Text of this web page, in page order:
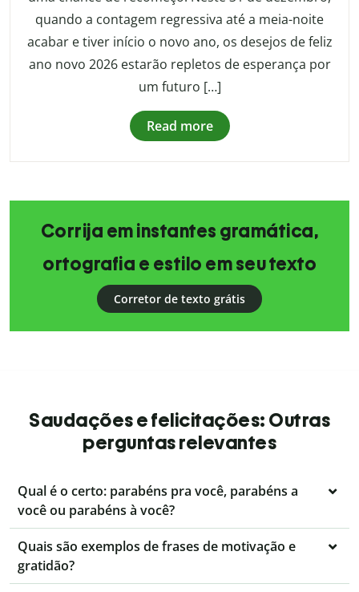
quando a contagem regressiva até a meia-noite
acabar e tiver início o novo ano, os desejos de feliz
ano novo 2026 estarão repletos de esperança por
um futuro […]
Read more
Corrija em instantes gramática,
ortografia e estilo em seu texto
Corretor de texto grátis
Saudações e felicitações: Outras
perguntas relevantes
Qual é o certo: parabéns pra você, parabéns a
você ou parabéns à você?
Quais são exemplos de frases de motivação e
gratidão?